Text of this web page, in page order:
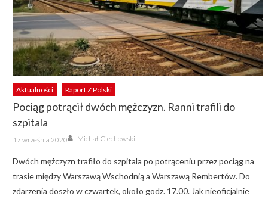
Aktualności Raport Z Polski
Pociąg potrącił dwóch mężczyzn. Ranni trafili do
szpitala
Posted
on
17 września 2020 Author
Michał Ciechowski
Dwóch mężczyzn trafiło do szpitala po potrąceniu przez pociąg na
trasie między Warszawą Wschodnią a Warszawą Rembertów. Do
zdarzenia doszło w czwartek, około godz. 17.00. Jak nieoficjalnie